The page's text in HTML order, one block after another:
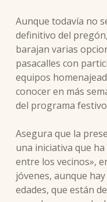
Aunque todavía no
definitivo del
barajan varias
pasacalles con
equipos
conocer en más
del programa
Asegura que la
una iniciativa que
entre los vecinos»,
jóvenes, aunque
edades, que están